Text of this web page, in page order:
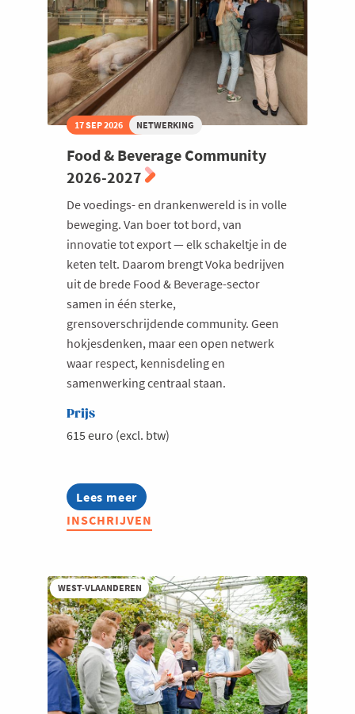
17 SEP 2026 NETWERKING
Food & Beverage Community
2026-2027
De voedings- en drankenwereld is in volle
beweging. Van boer tot bord, van
innovatie tot export — elk schakeltje in de
keten telt. Daarom brengt Voka bedrijven
uit de brede Food & Beverage-sector
samen in één sterke,
grensoverschrijdende community. Geen
hokjesdenken, maar een open netwerk
waar respect, kennisdeling en
samenwerking centraal staan.
Prijs
615 euro (excl. btw)
Lees meer
about
Food
&
2027
INSCHRIJVEN
WEST-VLAANDEREN